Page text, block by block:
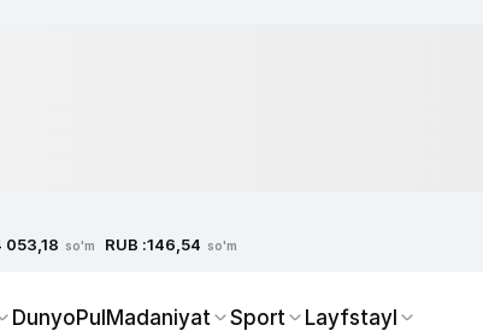
053,18 so'm RUB :146,54 so'm
DunyoPulMadaniyat Sport Layfstayl